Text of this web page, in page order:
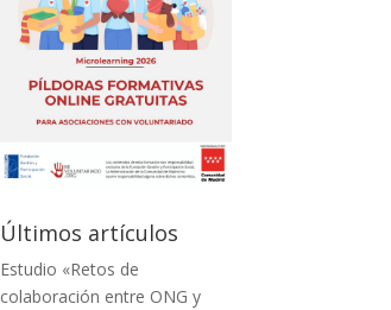
Últimos artículos
Estudio «Retos de
colaboración entre ONG y